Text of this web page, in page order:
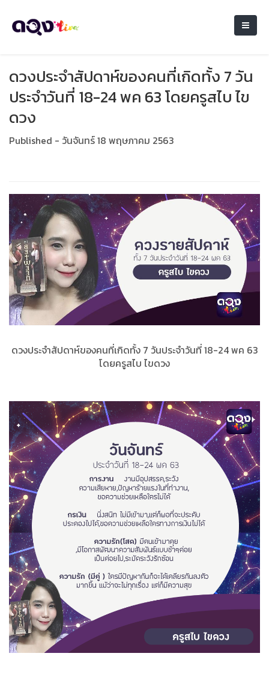
ดวงประจำสัปดาห์ของคนที่เกิดทั้ง 7 วัน
ประจำวันที่ 18-24 พค 63 โดยครูสไบ ไข
ดวง
Published - วันจันทร์ 18 พฤษภาคม 2563
ดวงประจำสัปดาห์ของคนที่เกิดทั้ง 7 วันประจำวันที่ 18-24 พค 63
โดยครูสไบ ไขดวง